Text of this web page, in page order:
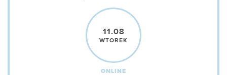
11.08
WTOREK
ONLINE